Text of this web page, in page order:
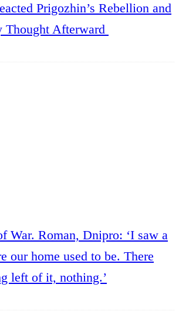
Prigozhin’s Rebellion and
Thought Afterward
War. Roman, Dnipro: ‘I saw a
our home used to be. There
left of it, nothing.’